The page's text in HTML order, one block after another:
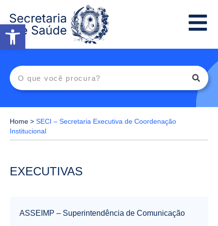
Abrir a barra de ferramentas
Home > SECI – Secretaria Executiva de Coordenação
Institucional
EXECUTIVAS
ASSEIMP – Superintendência de Comunicação